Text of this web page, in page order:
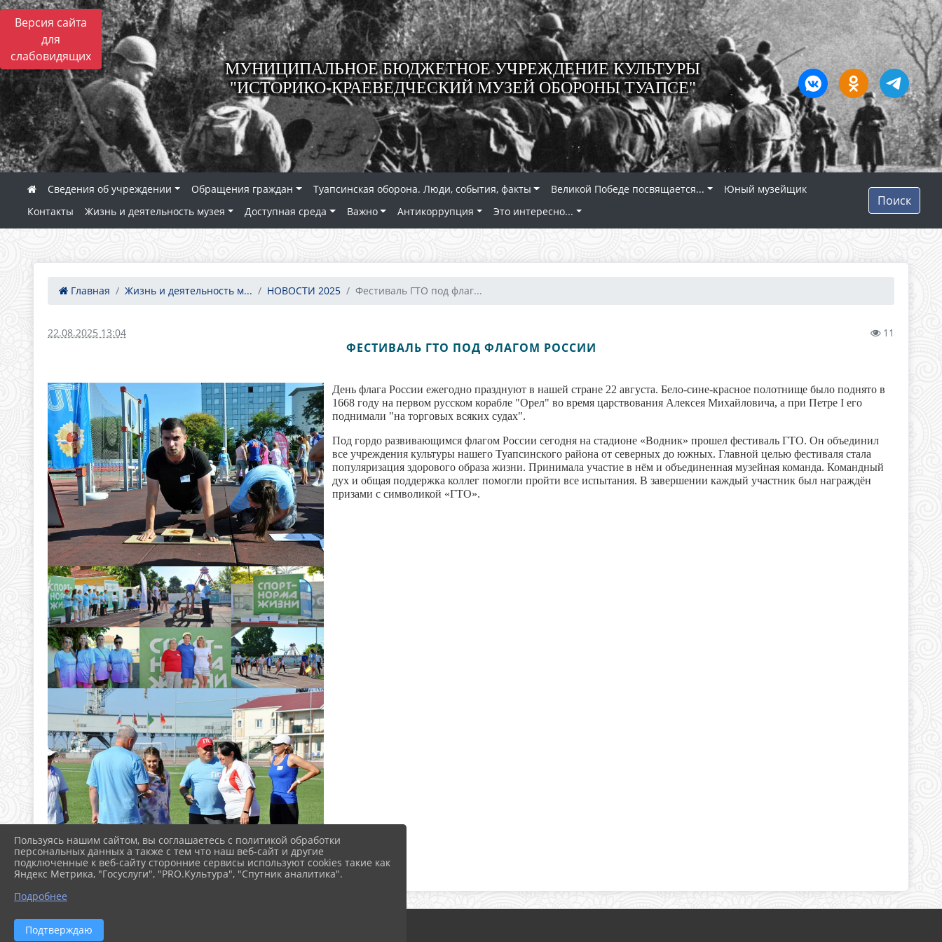
Версия сайта
для
слабовидящих
МУНИЦИПАЛЬНОЕ БЮДЖЕТНОЕ УЧРЕЖДЕНИЕ КУЛЬТУРЫ
"ИСТОРИКО-КРАЕВЕДЧЕСКИЙ МУЗЕЙ ОБОРОНЫ ТУАПСЕ"
Сведения об учреждении Обращения граждан Туапсинская оборона. Люди, события, факты Великой Победе посвящается...
Юный музейщик
Контакты
Жизнь и деятельность музея Доступная среда Важно Антикоррупция Это интересно...
Поиск
Главная Жизнь и деятельность м... НОВОСТИ 2025 Фестиваль ГТО под флаг...
22.08.2025 13:04 11
ФЕСТИВАЛЬ ГТО ПОД ФЛАГОМ РОССИИ
День флага России ежегодно празднуют в нашей стране 22 августа. Бело-сине-красное полотнище было поднято в
1668 году на первом русском корабле "Орел" во время царствования Алексея Михайловича, а при Петре I его
поднимали "на торговых всяких судах".
Под гордо развивающимся флагом России сегодня на стадионе «Водник» прошел фестиваль ГТО. Он объединил
все учреждения культуры нашего Туапсинского района от северных до южных. Главной целью фестиваля стала
популяризация здорового образа жизни. Принимала участие в нём и объединенная музейная команда. Командный
дух и общая поддержка коллег помогли пройти все испытания. В завершении каждый участник был награждён
призами с символикой «ГТО».
Пользуясь нашим сайтом, вы соглашаетесь с политикой обработки
персональных данных а также с тем что наш веб-сайт и другие
подключенные к веб-сайту сторонние сервисы используют cookies такие как
Яндекс Метрика, "Госуслуги", "PRO.Культура", "Спутник аналитика".
Подробнее
Подтверждаю